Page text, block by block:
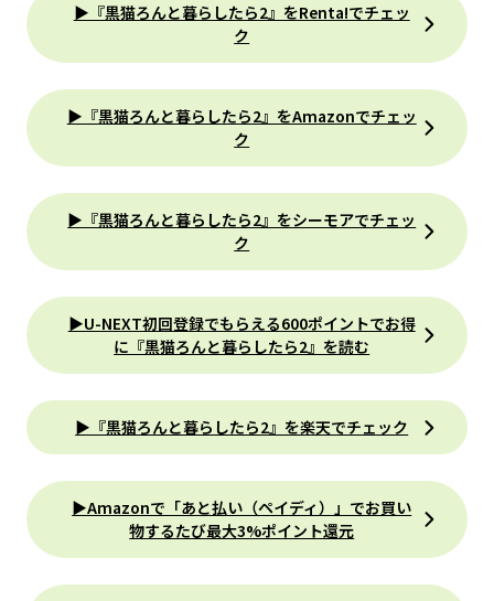
▶『黒猫ろんと暮らしたら2』をRenta!でチェッ
ク
▶『黒猫ろんと暮らしたら2』をAmazonでチェッ
ク
▶『黒猫ろんと暮らしたら2』をシーモアでチェッ
ク
▶U-NEXT初回登録でもらえる600ポイントでお得
に『黒猫ろんと暮らしたら2』を読む
▶『黒猫ろんと暮らしたら2』を楽天でチェック
▶Amazonで「あと払い（ペイディ）」でお買い
物するたび最大3%ポイント還元